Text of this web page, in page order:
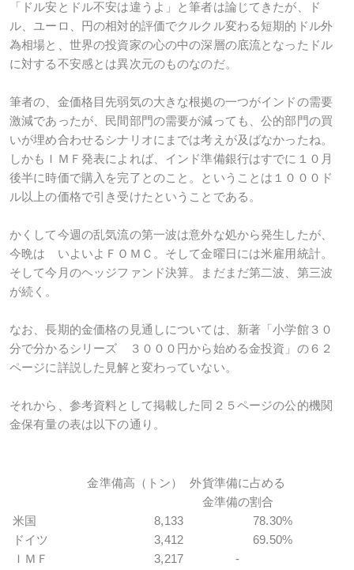
「ドル安とドル不安は違うよ」と筆者は論じてきたが、ド
ル、ユーロ、円の相対的評価でクルクル変わる短期的ドル外
為相場と、世界の投資家の心の中の深層の底流となったドル
に対する不安感とは異次元のものなのだ。
筆者の、金価格目先弱気の大きな根拠の一つがインドの需要
激減であったが、民間部門の需要が減っても、公的部門の買
いが埋め合わせるシナリオにまでは考えが及ばなかったね。
しかもＩＭＦ発表によれば、インド準備銀行はすでに１０月
後半に時価で購入を完了とのこと。ということは１０００ド
ル以上の価格で引き受けたということである。
かくして今週の乱気流の第一波は意外な処から発生したが、
今晩は いよいよＦＯＭＣ。そして金曜日には米雇用統計。
そして今月のヘッジファンド決算。まだまだ第二波、第三波
が続く。
なお、長期的金価格の見通しについては、新著「小学館３０
分で分かるシリーズ ３０００円から始める金投資」の６２
ページに詳説した見解と変わっていない。
それから、参考資料として掲載した同２５ページの公的機関
金保有量の表は以下の通り。
金準備高（トン）
外貨準備に占める
金準備の割合
米国
8,133
78.30%
ドイツ
3,412
69.50%
ＩＭＦ
3,217
-